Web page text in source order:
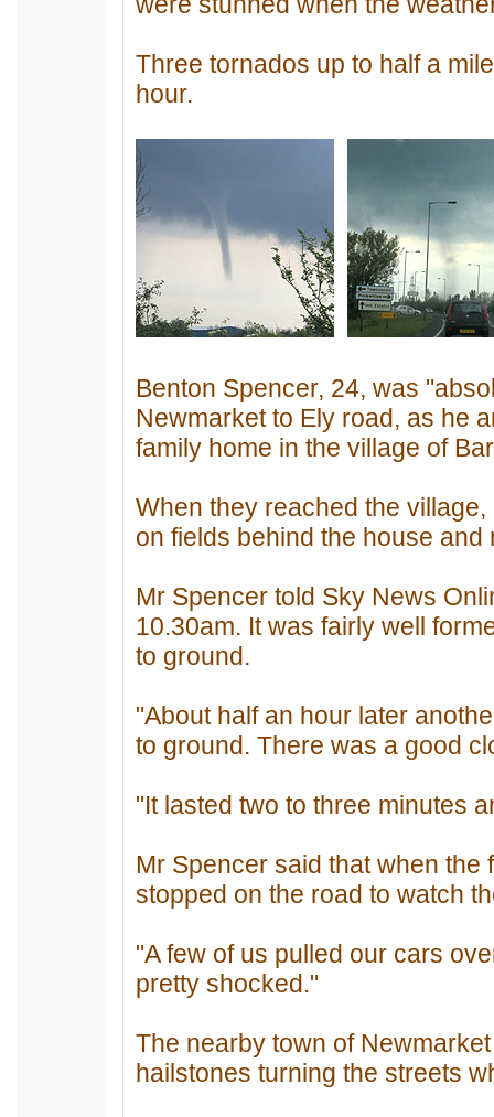
Three tornados up to half a
hour.
Benton Spencer, 24, was
Newmarket to Ely road, as he
family home in the village of
When they reached the
on fields behind the house
Mr Spencer told Sky News
10.30am. It was fairly well
to ground.
"About half an hour later
to ground. There was a good
"It lasted two to three minutes
Mr Spencer said that when
stopped on the road to watch
"A few of us pulled our cars
pretty shocked."
The nearby town of
hailstones turning the streets